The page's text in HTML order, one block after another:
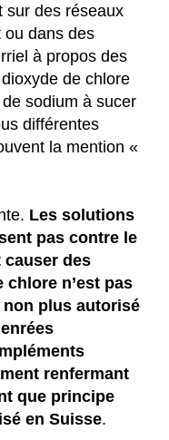
sur des réseaux
ou dans des
à propos des
de chlore
sodium à sucer
différentes
la mention «
Les solutions
pas contre le
causer des
n’est pas
non plus autorisé
renfermant
que principe
en Suisse.